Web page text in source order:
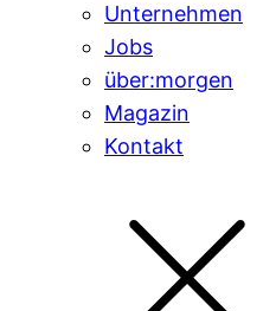
Unternehmen
Jobs
über:morgen
Magazin
Kontakt